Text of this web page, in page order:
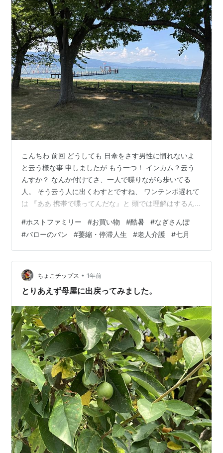
こんちわ 前回 どうしても 日傘をさす男性に慣れないよ
と云う様な事 申しましたが もう一つ！ インカム？云う
んすか？ なんか付けてさ、一人で喋りながら歩いてる
人。 そう云う人に出くわすとですね、 ワンテンポ遅れて
は 『ああ 携帯で喋ってんだな』と 頭では理解はするん
う。どうにもこうにも 頭ん中が昭和のままのGG
CHOKKOですよ こんにちわ いやはや お暑うございます
な 皆様。いかがお過ごしで？ さてもさても。 とうとう 7
月も行きますね。 このひと月 何してたかなぁ。 物見油
山的なことは 今月はしてないのかな いったとと言えば、
月…
#ホストファミリー #お買い物 #酷暑 #なぎさんぽ
#バローのパン #萎縮・停滞人生 #老人介護 #七月
ちょこチップス • 1年前
とりあえず母屋に出戻ってみました。